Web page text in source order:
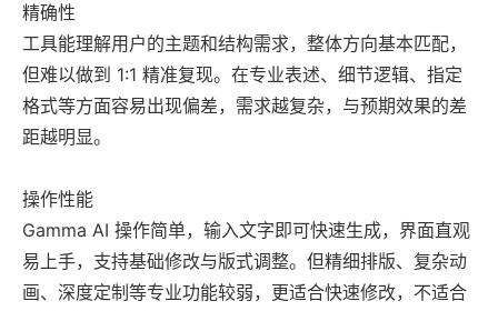
精确性
工具能理解用户的主题和结构需求，整体方向基本匹配，
但难以做到 1:1 精准复现。在专业表述、细节逻辑、指定
格式等方面容易出现偏差，需求越复杂，与预期效果的差
距越明显。
操作性能
Gamma AI 操作简单，输入文字即可快速生成，界面直观
易上手，支持基础修改与版式调整。但精细排版、复杂动
画、深度定制等专业功能较弱，更适合快速修改，不适合